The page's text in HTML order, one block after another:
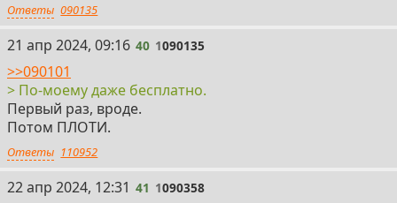
Ответы 090135
40
21 апр 2024, 09:16 40 1090135
>>090101
> По-моему даже бесплатно.
Первый раз, вроде.
Потом ПЛОТИ.
Ответы 110952
41
22 апр 2024, 12:31 41 1090358